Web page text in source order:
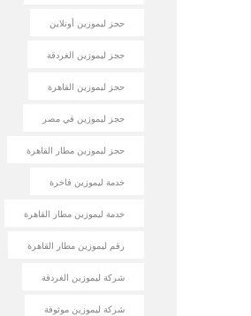
حجز ليموزين أونلاين
حجز ليموزين الغردقة
حجز ليموزين القاهرة
حجز ليموزين في مصر
حجز ليموزين مطار القاهرة
خدمة ليموزين فاخرة
خدمة ليموزين مطار القاهرة
رقم ليموزين مطار القاهرة
شركة ليموزين الغردقة
شركة ليموزين موثوقة